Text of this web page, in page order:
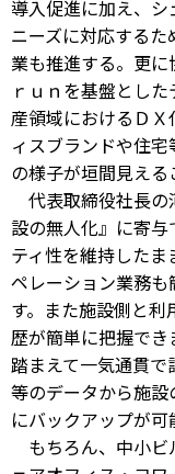
導入促進に加え、
ニーズに対応する
業も推進する。更に
ｒｕｎを基盤とし
産領域におけるＤ
ィスブランドや住
の様子が垣間見える
代表取締役社長の
設の無人化』に寄
ティ性を維持した
ペレーション業務も
す。また施設側と
歴が簡単に把握でき
踏まえて一気通貫
等のデータから施
にバックアップが可
もちろん、中小ビ